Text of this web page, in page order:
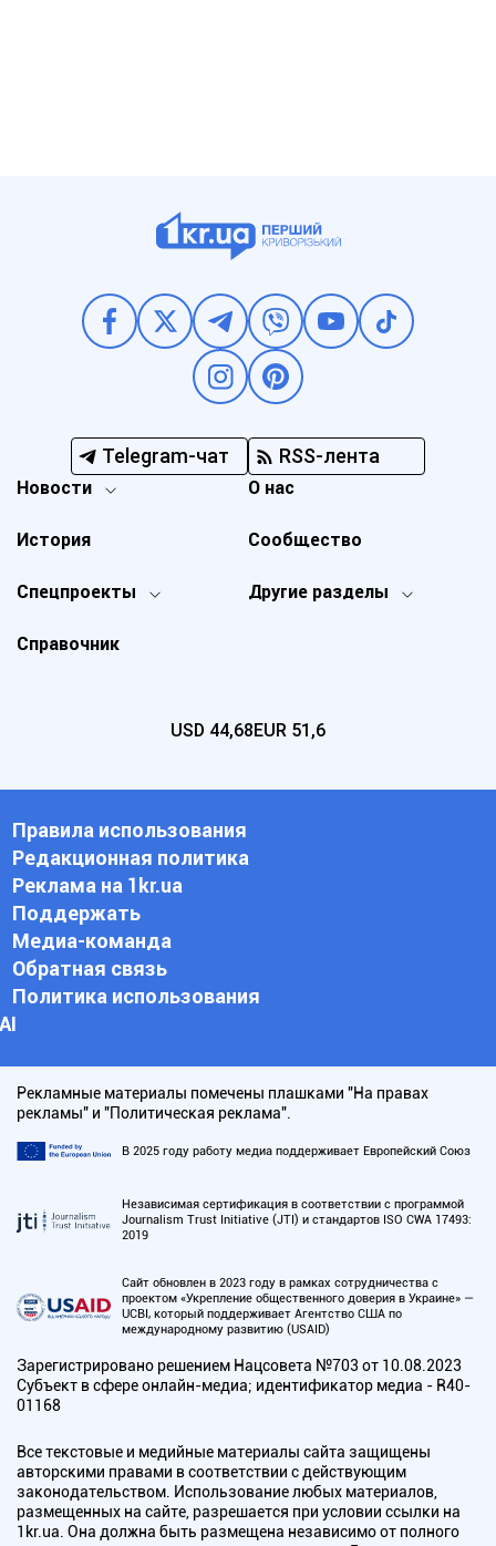
Telegram-чат RSS-лента
Новости
Спецпроекты Другие разделы
История
О нас
Справочник
Сообщество
USD 44,68EUR 51,6
Правила использования
Редакционная политика
Реклама на 1kr.ua
Поддержать
Медиа-команда
Обратная связь
Политика использования
АI
Рекламные материалы помечены плашками "На правах
рекламы" и "Политическая реклама".
В 2025 году работу медиа поддерживает Европейский Союз
Независимая сертификация в соответствии с программой
Journalism Trust Initiative (JTI) и стандартов ISO CWA 17493:
2019
Сайт обновлен в 2023 году в рамках сотрудничества с
проектом «Укрепление общественного доверия в Украине» —
UCBI, который поддерживает Агентство США по
международному развитию (USAID)
Зарегистрировано решением Нацсовета №703 от 10.08.2023
Субъект в сфере онлайн-медиа; идентификатор медиа - R40-
01168
Все текстовые и медийные материалы сайта защищены
авторскими правами в соответствии с действующим
законодательством. Использование любых материалов,
размещенных на сайте, разрешается при условии ссылки на
1kr.ua. Она должна быть размещена независимо от полного